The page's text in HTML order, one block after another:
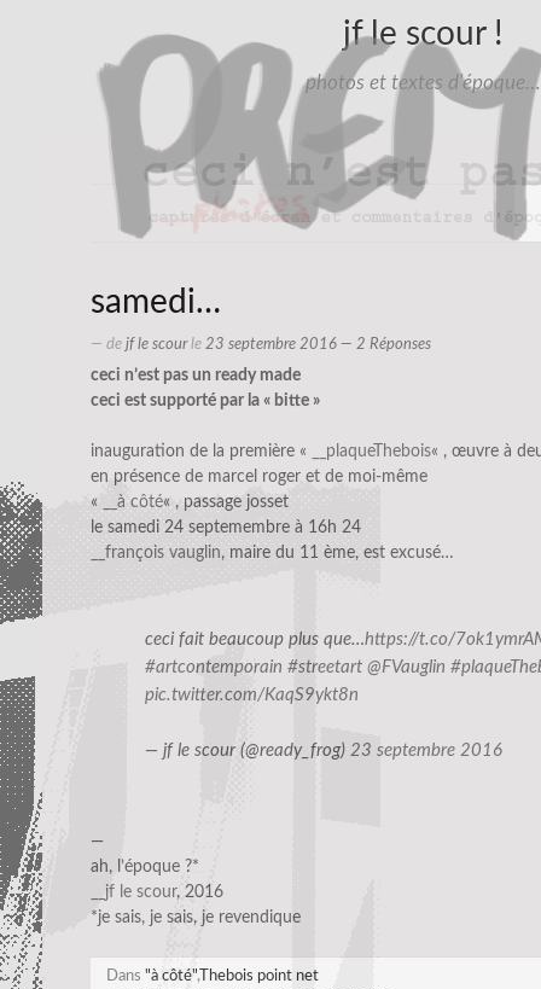
jf le scour !
photos et textes d'époque…
samedi…
— de jf le scourle 23 septembre 2016 — 2 Réponses
ceci n’est pas un ready made
ceci est supporté par la « bitte »
inauguration de la première « __plaqueThebois« , œuvre à
en présence de marcel roger et de moi-même
«
__à côté« , passage josset
le samedi 24 septemembre à 16h 24
__françois vauglin, maire du 11 ème, est excusé…
ceci fait beaucoup plus que…https://t.co/
#artcontemporain #streetart @FVauglin
pic.twitter.com/KaqS9ykt8n
— jf le scour (@ready_frog) 23 septembre 2016
—
ah, l’époque ?*
__jf le scour, 2016
*je sais, je sais, je revendique
Dans "à côté",Thebois point net